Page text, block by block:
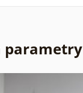
parametry